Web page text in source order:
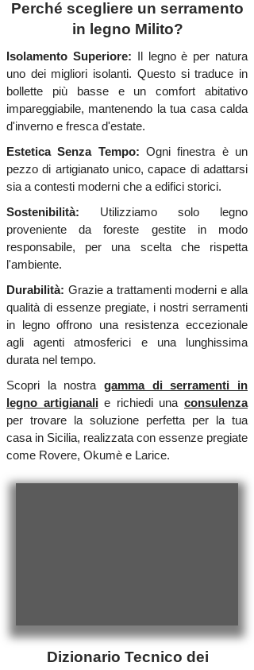
Perché scegliere un serramento
in legno Milito?
Isolamento Superiore: Il legno è per natura
uno dei migliori isolanti. Questo si traduce in
bollette più basse e un comfort abitativo
impareggiabile, mantenendo la tua casa calda
d'inverno e fresca d'estate.
Estetica Senza Tempo: Ogni finestra è un
pezzo di artigianato unico, capace di adattarsi
sia a contesti moderni che a edifici storici.
Sostenibilità: Utilizziamo solo legno
proveniente da foreste gestite in modo
responsabile, per una scelta che rispetta
l'ambiente.
Durabilità: Grazie a trattamenti moderni e alla
qualità di essenze pregiate, i nostri serramenti
in legno offrono una resistenza eccezionale
agli agenti atmosferici e una lunghissima
durata nel tempo.
Scopri la nostra gamma di serramenti in
legno artigianalie richiedi unaconsulenza
per trovare la soluzione perfetta per la tua
casa in Sicilia, realizzata con essenze pregiate
come Rovere, Okumè e Larice.
Dizionario Tecnico dei